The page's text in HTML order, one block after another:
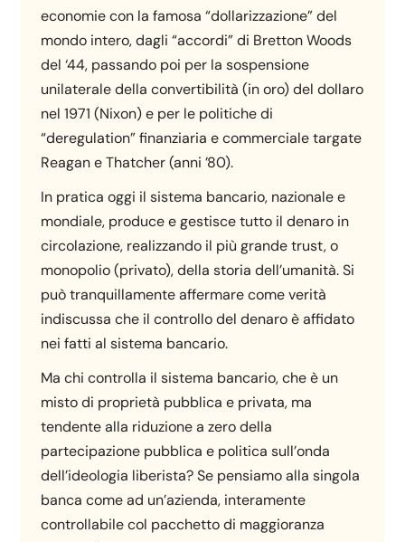
economie con la famosa “dollarizzazione” del
mondo intero, dagli “accordi” di Bretton Woods
del ‘44, passando poi per la sospensione
unilaterale della convertibilità (in oro) del dollaro
nel 1971 (Nixon) e per le politiche di
“deregulation” finanziaria e commerciale targate
Reagan e Thatcher (anni ’80).
In pratica oggi il sistema bancario, nazionale e
mondiale, produce e gestisce tutto il denaro in
circolazione, realizzando il più grande trust, o
monopolio (privato), della storia dell’umanità. Si
può tranquillamente affermare come verità
indiscussa che il controllo del denaro è affidato
nei fatti al sistema bancario.
Ma chi controlla il sistema bancario, che è un
misto di proprietà pubblica e privata, ma
tendente alla riduzione a zero della
partecipazione pubblica e politica sull’onda
dell’ideologia liberista? Se pensiamo alla singola
banca come ad un’azienda, interamente
controllabile col pacchetto di maggioranza